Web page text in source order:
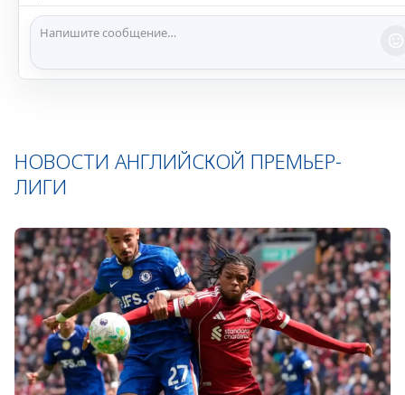
НОВОСТИ АНГЛИЙСКОЙ ПРЕМЬЕР-
ЛИГИ